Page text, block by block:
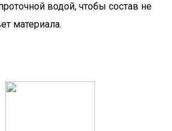
водой, чтобы состав не
материала.